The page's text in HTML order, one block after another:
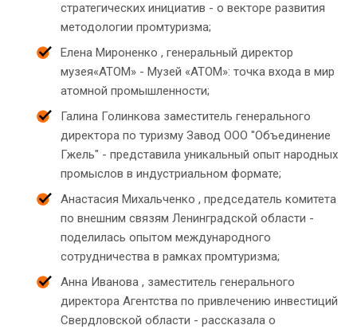
стратегических инициатив - о векторе развития
методологии промтуризма;
Елена Мироненко , генеральный директор
музея«АТОМ» - Музей «АТОМ»: точка входа в мир
атомной промышленности;
Галина Голинкова заместитель генерального
директора по туризму Завод ООО "Объединение
Гжель" - представила уникальный опыт народных
промыслов в индустриальном формате;
Анастасия Михальченко , председатель комитета
по внешним связям Ленинградской области -
поделилась опытом международного
сотрудничества в рамках промтуризма;
Анна Иванова , заместитель генерального
директора Агентства по привлечению инвестиций
Свердловской области - рассказала о